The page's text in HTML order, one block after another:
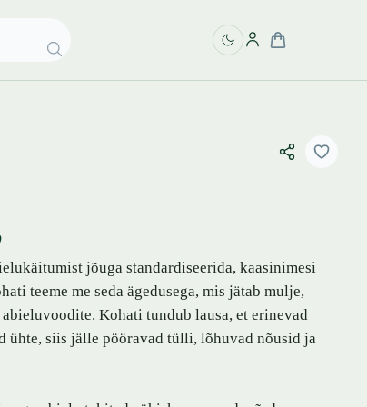
jõuga standardiseerida, kaasinimesi
teeme me seda ägedusega, mis jätab mulje,
Kohati tundub lausa, et erinevad
ühte, siis jälle pööravad tülli, lõhuvad nõusid ja